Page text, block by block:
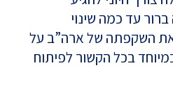
עד כמה שינוי
השקפתה של ארה”ב על
בכל הקשור לפיתוח